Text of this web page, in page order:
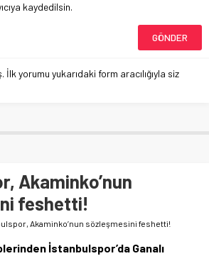
kaydedilsin.
İlk yorumu yukarıdaki form aracılığıyla siz
Akaminko’nun
feshetti!
Akaminko’nun sözleşmesini feshetti!
İstanbulspor’da Ganalı